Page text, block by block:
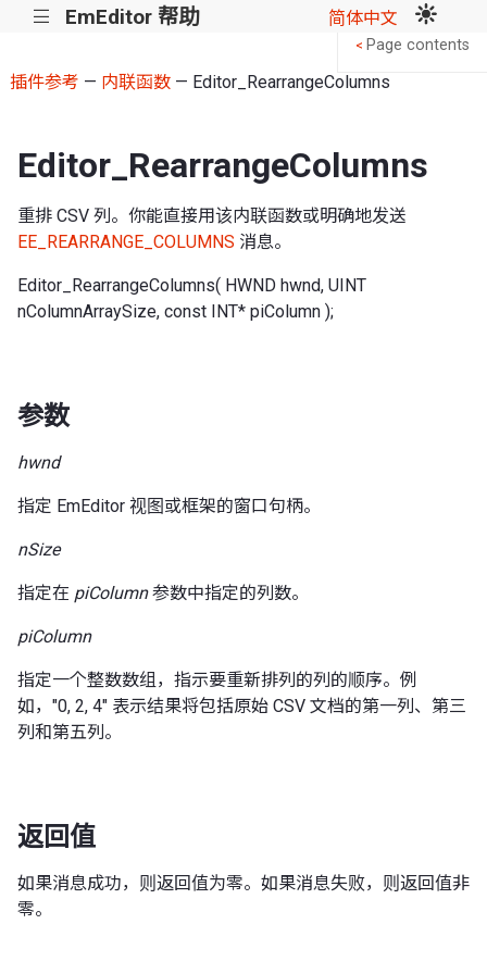
||| EmEditor 帮助 简体中文
插件参考 — 内联函数— Editor_RearrangeColumns
Editor_RearrangeColumns
重排 CSV 列。你能直接用该内联函数或明确地发送
EE_REARRANGE_COLUMNS 消息。
Editor_RearrangeColumns( HWND hwnd, UINT
nColumnArraySize, const INT* piColumn );
参数
hwnd
指定 EmEditor 视图或框架的窗口句柄。
nSize
指定在 piColumn参数中指定的列数。
piColumn
指定一个整数数组，指示要重新排列的列的顺序。例
如，"0, 2, 4" 表示结果将包括原始 CSV 文档的第一列、第三
列和第五列。
返回值
如果消息成功，则返回值为零。如果消息失败，则返回值非
零。
< Page contents